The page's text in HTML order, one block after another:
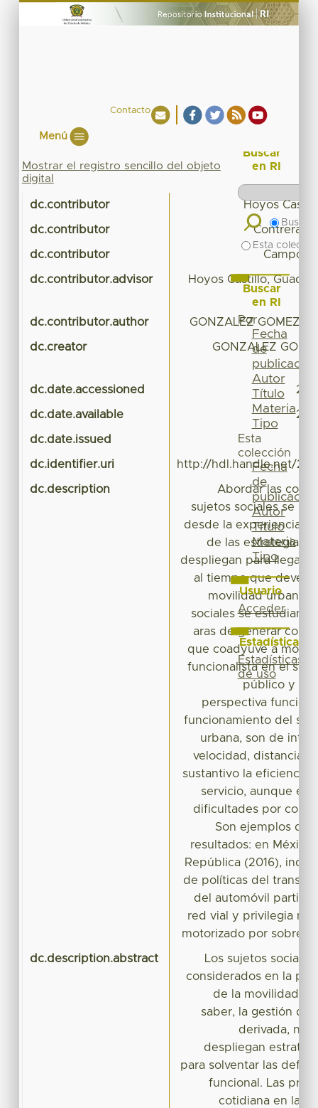
Contacto
Menú
Mostrar el registro sencillo del objeto
digital
dc.contributor Hoyos
dc.contributor Contreras
dc.contributor Campos
dc.contributor.advisor Hoyos Castillo,
dc.contributor.author GONZALEZ GOMEZ,
dc.creator GONZALEZ
dc.date.accessioned
dc.date.available
dc.date.issued
dc.identifier.uri http://hdl.handle.net/
dc.description
Abordar las
sujetos sociales se
desde la experiencia
de las estrategias
despliegan para llegar
al tiempo que
movilidad urbana.
sociales se estudian
aras de generar
que coadyuve a
funcionalista en el
público y
perspectiva
funcionamiento del
urbana, son de
velocidad, distancia
sustantivo la eficiencia
servicio, aunque
dificultades por
Son ejemplos de
resultados: en
República (2016),
de políticas del
del automóvil
red vial y privilegia
motorizado por sobre
dc.description.abstract
Los sujetos
considerados en la
de la movilidad
saber, la gestión de
derivada, no
despliegan
para solventar las
funcional. Las
cotidiana en las
Buscar
en RI
Buscar
Esta
Buscar
en RI
Por
Fecha
de
publicación
Autor
Título
Materia
Tipo
Esta
colección
Fecha
de
publicación
Autor
Título
Materia
Tipo
Usuario
Acceder
Estadísticas
Estadísticas
de uso